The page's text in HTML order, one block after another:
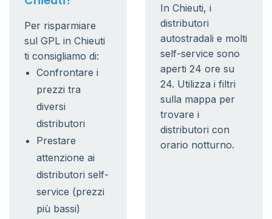
Per risparmiare
sul GPL in Chieuti
ti consigliamo di:
Confrontare i
prezzi tra
diversi
distributori
Prestare
attenzione ai
distributori self-
service (prezzi
più bassi)
In Chieuti, i
distributori
autostradali e molti
self-service sono
aperti 24 ore su
24. Utilizza i filtri
sulla mappa per
trovare i
distributori con
orario notturno.